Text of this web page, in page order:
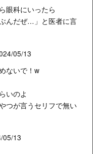
眼科にいったら
んだぜ…」と医者に言
05/13
ないで！w
いのよ
つが言うセリフで無い
05/13